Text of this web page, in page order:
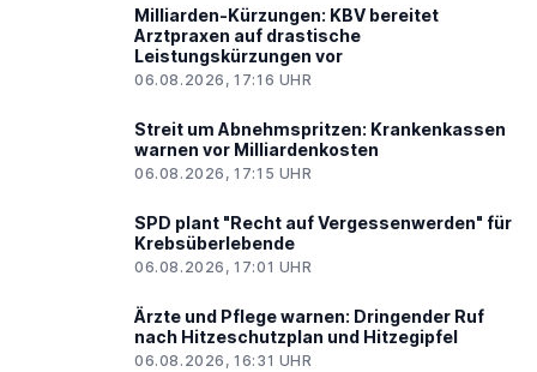
Milliarden-Kürzungen: KBV bereitet
Arztpraxen auf drastische
Leistungskürzungen vor
06.08.2026, 17:16 UHR
Streit um Abnehmspritzen: Krankenkassen
warnen vor Milliardenkosten
06.08.2026, 17:15 UHR
SPD plant "Recht auf Vergessenwerden" für
Krebsüberlebende
06.08.2026, 17:01 UHR
Ärzte und Pflege warnen: Dringender Ruf
nach Hitzeschutzplan und Hitzegipfel
06.08.2026, 16:31 UHR